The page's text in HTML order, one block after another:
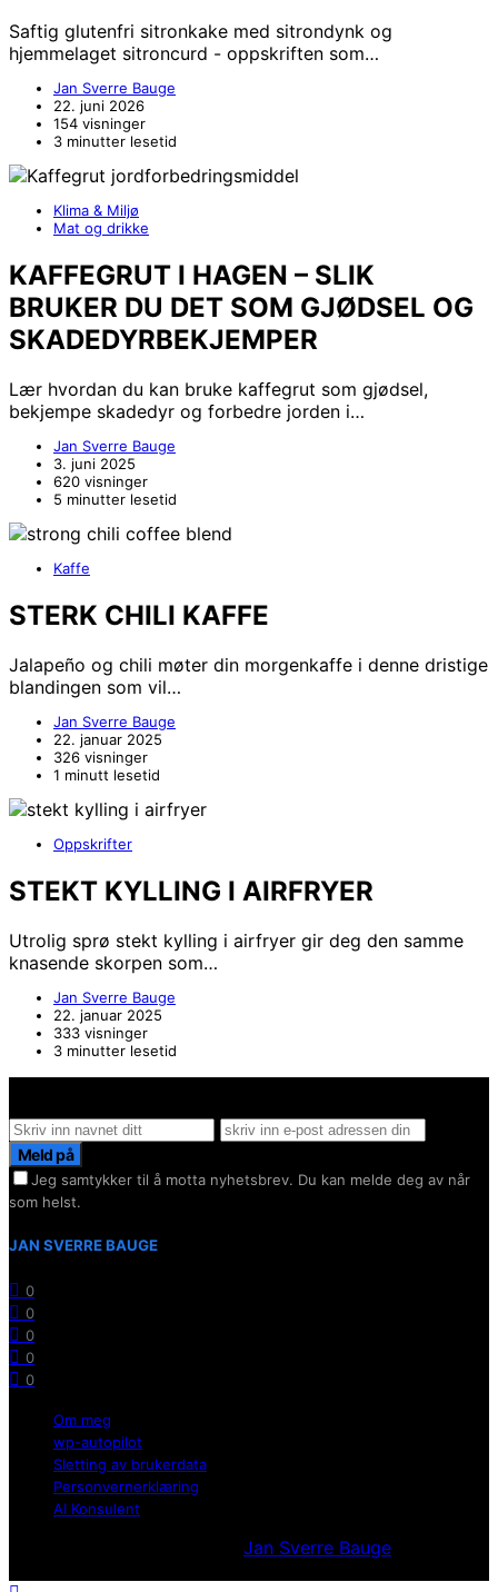
Saftig glutenfri sitronkake med sitrondynk og
hjemmelaget sitroncurd - oppskriften som…
Jan Sverre Bauge
22. juni 2026
154 visninger
3 minutter lesetid
Klima & Miljø
Mat og drikke
KAFFEGRUT I HAGEN – SLIK
BRUKER DU DET SOM GJØDSEL OG
SKADEDYRBEKJEMPER
Lær hvordan du kan bruke kaffegrut som gjødsel,
bekjempe skadedyr og forbedre jorden i…
Jan Sverre Bauge
3. juni 2025
620 visninger
5 minutter lesetid
Kaffe
STERK CHILI KAFFE
Jalapeño og chili møter din morgenkaffe i denne dristige
blandingen som vil…
Jan Sverre Bauge
22. januar 2025
326 visninger
1 minutt lesetid
Oppskrifter
STEKT KYLLING I AIRFRYER
Utrolig sprø stekt kylling i airfryer gir deg den samme
knasende skorpen som…
Jan Sverre Bauge
22. januar 2025
333 visninger
3 minutter lesetid
Meld på
Jeg samtykker til å motta nyhetsbrev. Du kan melde deg av når
som helst.
JAN SVERRE BAUGE
0
0
0
0
0
Om meg
wp-autopilot
Sletting av brukerdata
Personvernerklæring
AI Konsulent
Jan Sverre Bauge